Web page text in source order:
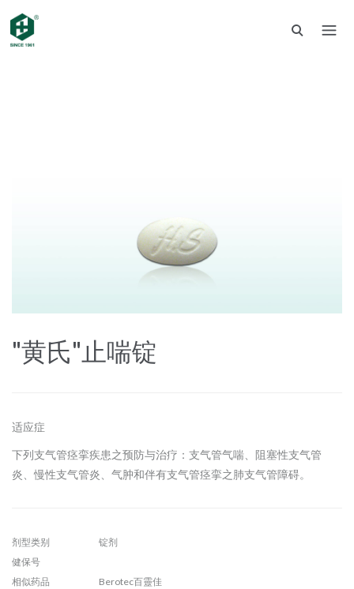
"黄氏"止喘锭
适应症
下列支气管痉挛疾患之预防与治疗：支气管气喘、阻塞性支气管
炎、慢性支气管炎、气肿和伴有支气管痉挛之肺支气管障碍。
剂型类别
锭剂
健保号
相似药品
Berotec百靈佳